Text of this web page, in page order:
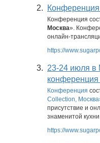
2.
Конференция
Москва».
онлайн-
https://
3. 23-24 июля в
Конференция
Collection,
присутствие и
знаменитой
https://